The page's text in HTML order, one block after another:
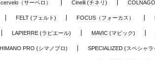
cervelo（サーベロ） Cinelli (チネリ)
FELT (フェルト) FOCUS（フォーカス）
LAPIERRE (ラピエール) MAVIC (マビック)
PRO (シマノプロ) SPECIALIZED (スペシャラ